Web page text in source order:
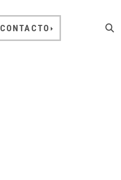
CONTACTO